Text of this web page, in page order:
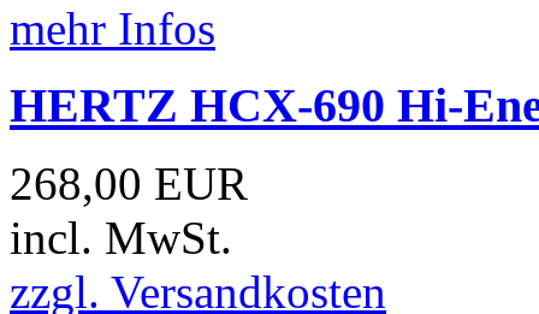
mehr Infos
HERTZ HCX-690 Hi-
268,00 EUR
incl. MwSt.
zzgl. Versandkosten